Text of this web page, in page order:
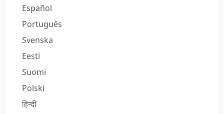
Español
Português
Svenska
Eesti
Suomi
Polski
हिन्दी